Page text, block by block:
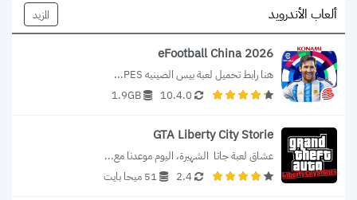
ألعاب الأندرويد المزيد
eFootball China 2026
هنا رابط تحميل لعبة بيس الصينيه PES...
10.4.0
1.9GB
GTA Liberty City Storie
عشاق لعبة جاتا  الشهيرة، اليوم موعدنا مع...
2.4
51 ميحا بايت